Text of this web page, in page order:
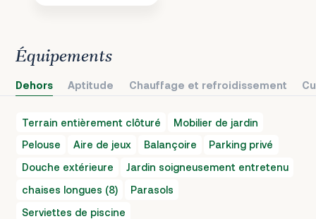
Équipements
Dehors Aptitude Chauffage et refroidissement
Terrain entièrement clôturé
Mobilier de jardin
Pelouse
Aire de jeux Balançoire
Parking privé
Douche extérieure
Jardin soigneusement entretenu
chaises longues (8)
Parasols
Serviettes de piscine